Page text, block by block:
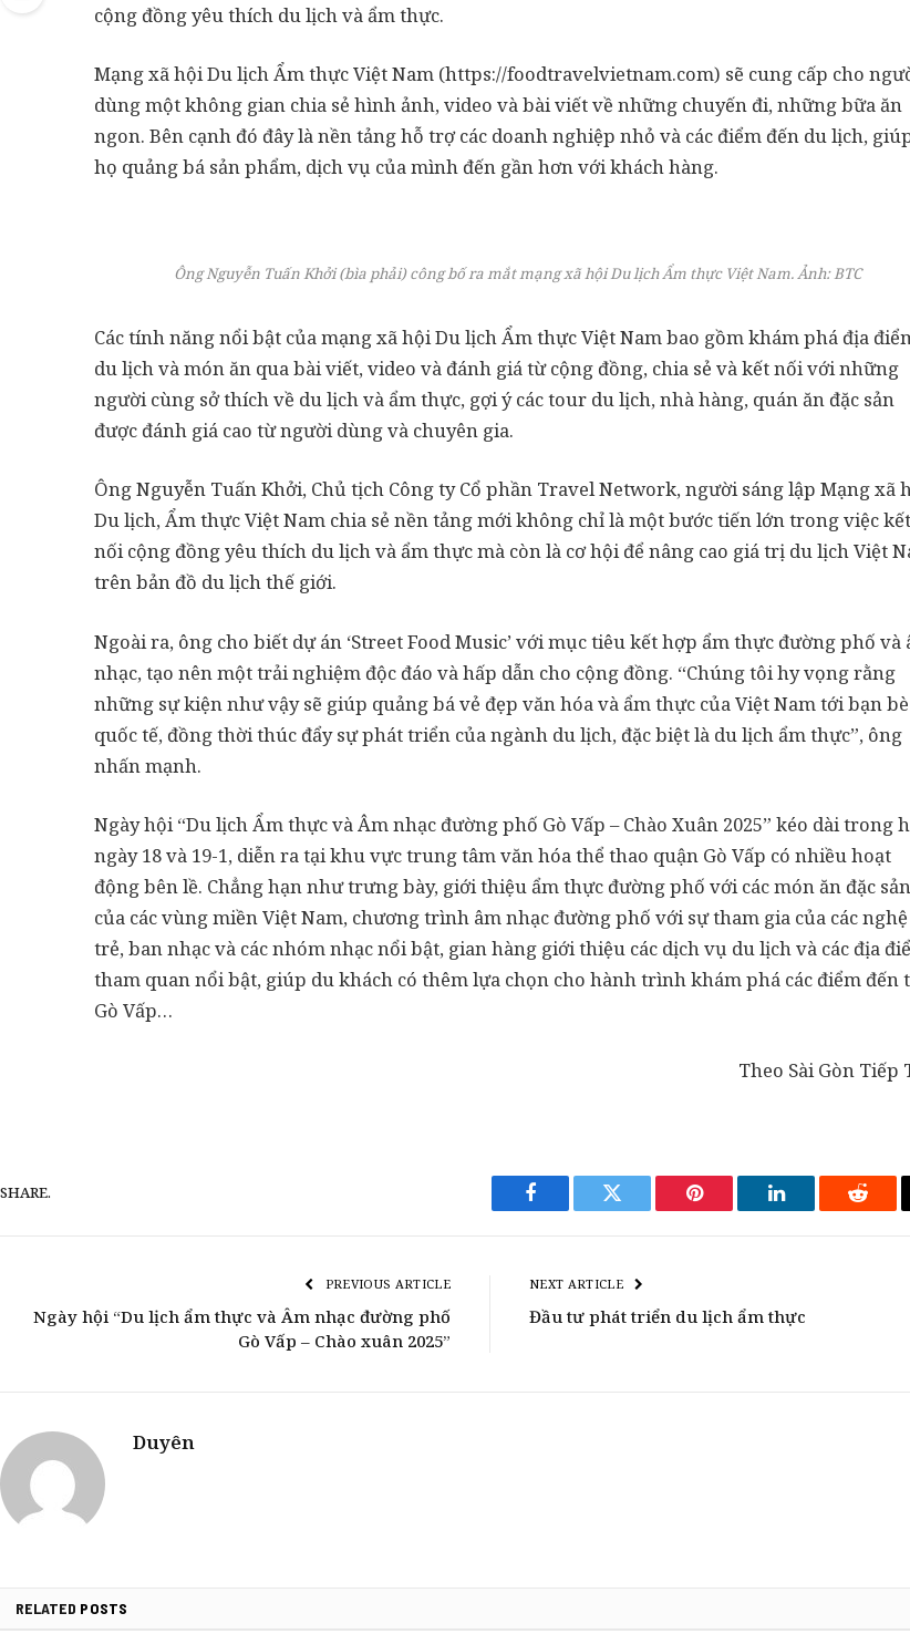
cộng đồng yêu thích du lịch và ẩm thực.
Mạng xã hội Du lịch Ẩm thực Việt Nam (https://foodtravelvietnam.com) sẽ cung cấp cho
dùng một không gian chia sẻ hình ảnh, video và bài viết về những chuyến đi, những bữa ăn
ngon. Bên cạnh đó đây là nền tảng hỗ trợ các doanh nghiệp nhỏ và các điểm đến du lịch,
họ quảng bá sản phẩm, dịch vụ của mình đến gần hơn với khách hàng.
Ông Nguyễn Tuấn Khởi (bìa phải) công bố ra mắt mạng xã hội Du lịch Ẩm thực Việt Nam. Ảnh: BTC
Các tính năng nổi bật của mạng xã hội Du lịch Ẩm thực Việt Nam bao gồm khám phá địa
du lịch và món ăn qua bài viết, video và đánh giá từ cộng đồng, chia sẻ và kết nối với những
người cùng sở thích về du lịch và ẩm thực, gợi ý các tour du lịch, nhà hàng, quán ăn đặc sản
được đánh giá cao từ người dùng và chuyên gia.
Ông Nguyễn Tuấn Khởi, Chủ tịch Công ty Cổ phần Travel Network, người sáng lập Mạng xã
Du lịch, Ẩm thực Việt Nam chia sẻ nền tảng mới không chỉ là một bước tiến lớn trong việc kết
nối cộng đồng yêu thích du lịch và ẩm thực mà còn là cơ hội để nâng cao giá trị du lịch Việt
trên bản đồ du lịch thế giới.
Ngoài ra, ông cho biết dự án ‘Street Food Music’ với mục tiêu kết hợp ẩm thực đường phố và
nhạc, tạo nên một trải nghiệm độc đáo và hấp dẫn cho cộng đồng. “Chúng tôi hy vọng rằng
những sự kiện như vậy sẽ giúp quảng bá vẻ đẹp văn hóa và ẩm thực của Việt Nam tới bạn bè
quốc tế, đồng thời thúc đẩy sự phát triển của ngành du lịch, đặc biệt là du lịch ẩm thực”, ông
nhấn mạnh.
Ngày hội “Du lịch Ẩm thực và Âm nhạc đường phố Gò Vấp – Chào Xuân 2025” kéo dài trong
ngày 18 và 19-1, diễn ra tại khu vực trung tâm văn hóa thể thao quận Gò Vấp có nhiều hoạt
động bên lề. Chẳng hạn như trưng bày, giới thiệu ẩm thực đường phố với các món ăn đặc sản
của các vùng miền Việt Nam, chương trình âm nhạc đường phố với sự tham gia của các
trẻ, ban nhạc và các nhóm nhạc nổi bật, gian hàng giới thiệu các dịch vụ du lịch và các địa
tham quan nổi bật, giúp du khách có thêm lựa chọn cho hành trình khám phá các điểm đến
Gò Vấp…
Theo Sài Gòn Tiếp
SHARE.
Facebook Twitter Pinterest LinkedIn Reddit
PREVIOUS ARTICLE
Ngày hội “Du lịch ẩm thực và Âm nhạc đường phố
Gò Vấp – Chào xuân 2025”
NEXT ARTICLE
Đầu tư phát triển du lịch ẩm thực
Duyên
RELATED POSTS